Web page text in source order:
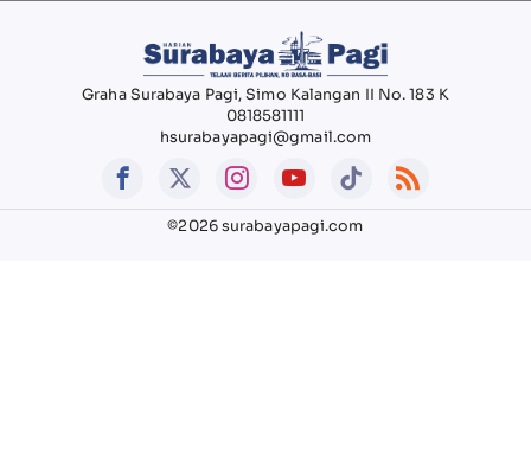
Graha Surabaya Pagi, Simo Kalangan II No. 183 K
0818581111
hsurabayapagi@gmail.com
©2026 surabayapagi.com